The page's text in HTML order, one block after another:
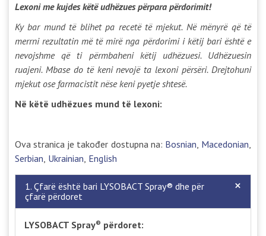
Lexoni me kujdes këtë udhëzues përpara përdorimit!
Ky bar mund të blihet pa recetë të mjekut. Në mënyrë që të
merrni rezultatin më të mirë nga përdorimi i këtij bari është e
nevojshme që ti përmbaheni këtij udhëzuesi. Udhëzuesin
ruajeni. Mbase do të keni nevojë ta lexoni përsëri. Drejtohuni
mjekut ose farmacistit nëse keni pyetje shtesë.
Në këtë udhëzues mund të lexoni:
Ova stranica je također dostupna na: Bosnian Macedonian
Serbian Ukrainian English
1. Çfarë është bari LYSOBACT Spray® dhe për
çfarë përdoret
LYSOBACT Spray® përdoret: